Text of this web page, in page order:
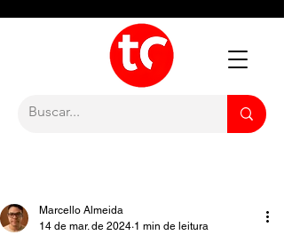
Marcello Almeida
14 de mar. de 2024 1 min de leitura